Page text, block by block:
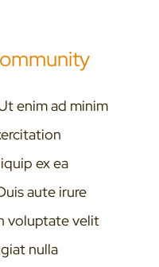
enim ad minim
ex ea
aute irure
voluptate velit
nulla